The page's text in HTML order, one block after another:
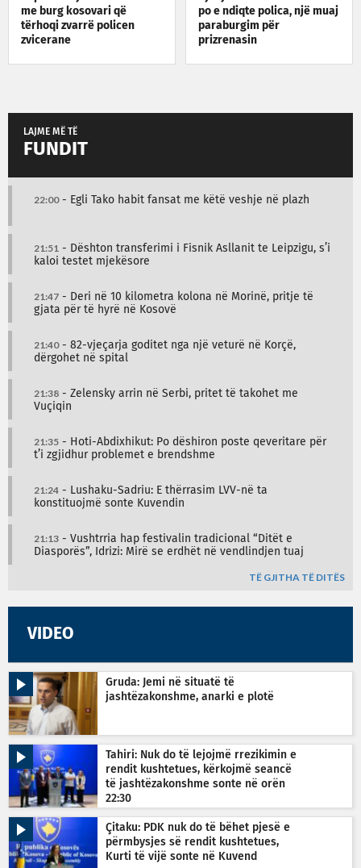
po e ndiqte polica, një muaj
paraburgim për
prizrenasin
me burg kosovari që
tërhoqi zvarrë policen
zvicerane
LAJME MË TË
FUNDIT
22:00- Egli Tako habit fansat me këtë veshje në plazh
21:51 - Dështon transferimi i Fisnik Asllanit te Leipzigu, s’i
kaloi testet mjekësore
21:47 - Deri në 10 kilometra kolona në Morinë, pritje të
gjata për të hyrë në Kosovë
21:40- 82-vjeçarja goditet nga një veturë në Korçë,
dërgohet në spital
21:38 - Zelensky arrin në Serbi, pritet të takohet me
Vuçiqin
21:35 - Hoti-Abdixhikut: Po dëshiron poste qeveritare për
t’i zgjidhur problemet e brendshme
21:24 - Lushaku-Sadriu: E thërrasim LVV-në ta
konstituojmë sonte Kuvendin
21:13 - Vushtrria hap festivalin tradicional “Ditët e
Diasporës”, Idrizi: Mirë se erdhët në vendlindjen tuaj
TË GJITHA TË DITËS
VIDEO
Gruda: Jemi në situatë të
jashtëzakonshme, anarki e plotë
Tahiri: Nuk do të lejojmë rrezikimin e
rendit kushtetues, kërkojmë seancë
të jashtëzakonshme sonte në orën
22:30
Çitaku: PDK nuk do të bëhet pjesë e
përmbysjes së rendit kushtetues,
Kurti të vijë sonte në Kuvend